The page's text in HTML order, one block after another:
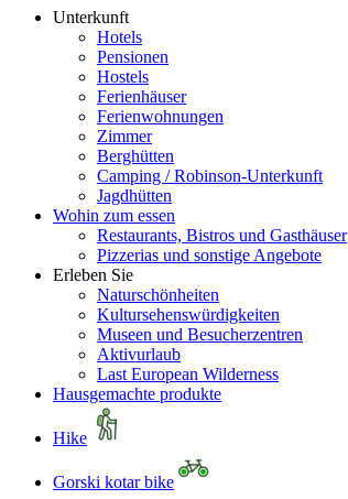
Unterkunft
Hotels
Pensionen
Hostels
Ferienhäuser
Ferienwohnungen
Zimmer
Berghütten
Camping / Robinson-Unterkunft
Jagdhütten
Wohin zum essen
Restaurants, Bistros und Gasthäuser
Pizzerias und sonstige Angebote
Erleben Sie
Naturschönheiten
Kultursehenswürdigkeiten
Museen und Besucherzentren
Aktivurlaub
Last European Wilderness
Hausgemachte produkte
Hike
Gorski kotar bike